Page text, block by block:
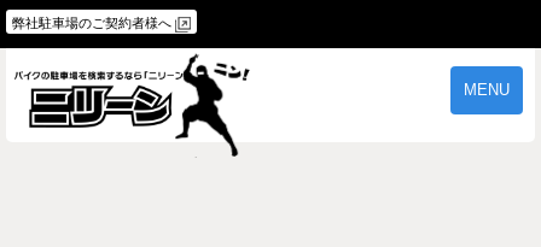
弊社駐車場のご契約者様へ
MENU